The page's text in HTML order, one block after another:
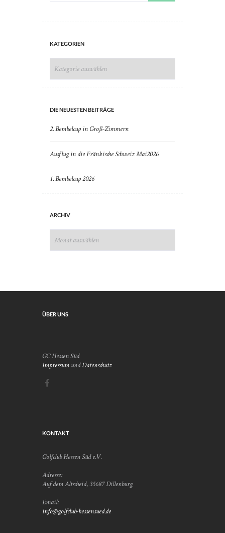
KATEGORIEN
DIE NEUESTEN BEITRÄGE
2. Bembelcup in Groß-Zimmern
Ausflug in die Fränkische Schweiz Mai2026
1. Bembelcup 2026
ARCHIV
ÜBER UNS
GC Hessen Süd
Impressum undDatenschutz
KONTAKT
Golfclub Hessen Süd e.V.
Adresse:
Auf dem Altscheid, 35687 Dillenburg
Email:
info@golfclub-hessensued.de